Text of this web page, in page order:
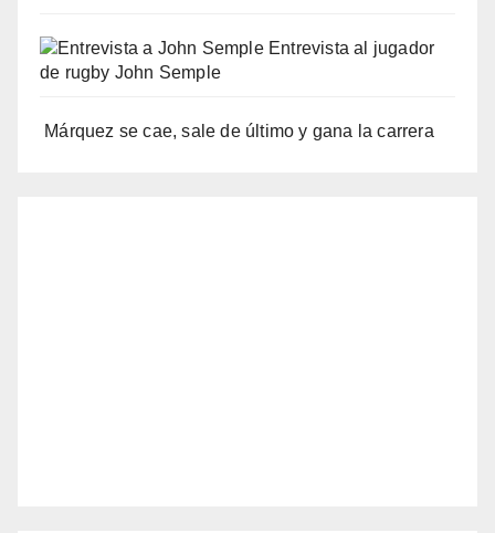
Entrevista al jugador
de rugby John Semple
Márquez se cae, sale de último y gana la carrera